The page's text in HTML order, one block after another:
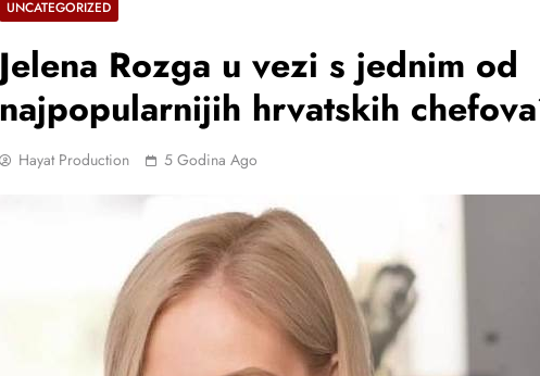
UNCATEGORIZED
Jelena Rozga u vezi s jednim od
najpopularnijih hrvatskih
Hayat Production 5 Godina Ago